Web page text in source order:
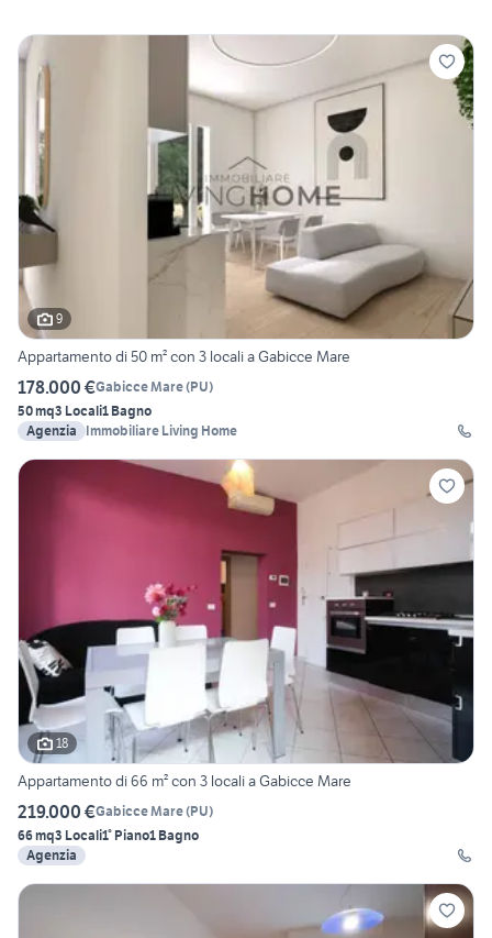
9
Appartamento di 50 m² con 3 locali a Gabicce Mare
178.000 €Gabicce Mare(PU)
50 mq3 Locali1 Bagno
Agenzia
Immobiliare Living Home
18
Appartamento di 66 m² con 3 locali a Gabicce Mare
219.000 €Gabicce Mare(PU)
66 mq3 Locali1° Piano1 Bagno
Agenzia